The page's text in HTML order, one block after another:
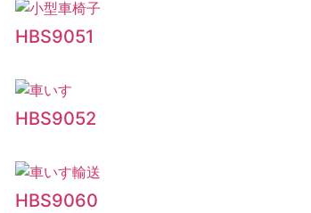
HBS9051
HBS9052
HBS9060